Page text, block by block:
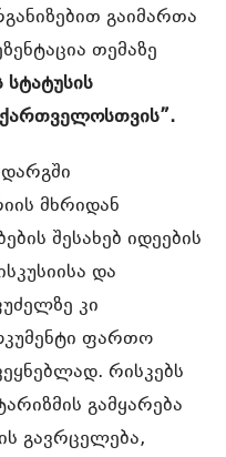
გაიმართა
თემაზე
მხრიდან
შესახებ იდეების
და
კი
ფართო
რისკებს
გამყარება
გავრცელება,